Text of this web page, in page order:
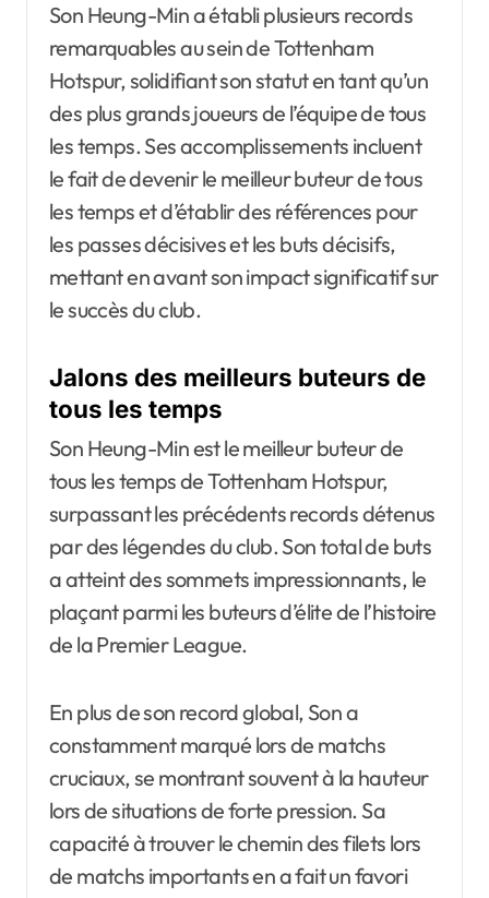
Son Heung-Min a établi plusieurs records
remarquables au sein de Tottenham
Hotspur, solidifiant son statut en tant qu’un
des plus grands joueurs de l’équipe de tous
les temps. Ses accomplissements incluent
le fait de devenir le meilleur buteur de tous
les temps et d’établir des références pour
les passes décisives et les buts décisifs,
mettant en avant son impact significatif sur
le succès du club.
Jalons des meilleurs buteurs de
tous les temps
Son Heung-Min est le meilleur buteur de
tous les temps de Tottenham Hotspur,
surpassant les précédents records détenus
par des légendes du club. Son total de buts
a atteint des sommets impressionnants, le
plaçant parmi les buteurs d’élite de l’histoire
de la Premier League.
En plus de son record global, Son a
constamment marqué lors de matchs
cruciaux, se montrant souvent à la hauteur
lors de situations de forte pression. Sa
capacité à trouver le chemin des filets lors
de matchs importants en a fait un favori